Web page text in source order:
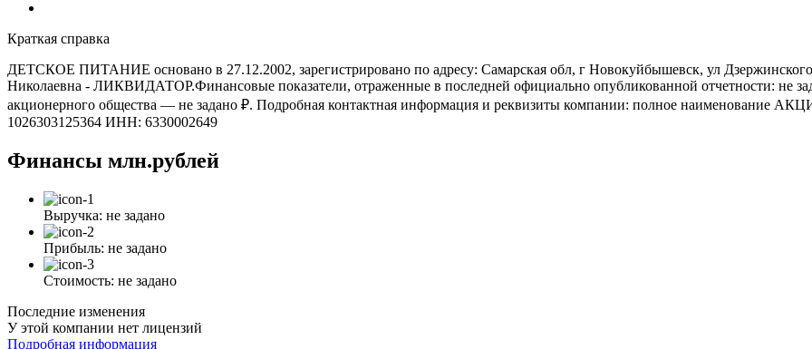
Краткая справка
ДЕТСКОЕ ПИТАНИЕ основано в 27.12.2002, зарегистрировано по адресу: Самарская обл, г Новокуйбышевск, ул
Николаевна - ЛИКВИДАТОР.Финансовые показатели, отраженные в последней официально опубликованной отчетности: не
акционерного общества — не задано ₽. Подробная контактная информация и реквизиты компании: полное
1026303125364 ИНН: 6330002649
Финансы млн.рублей
Выручка: не задано
Прибыль: не задано
Стоимость: не задано
Последние изменения
У этой компании нет лицензий
Подробная информация